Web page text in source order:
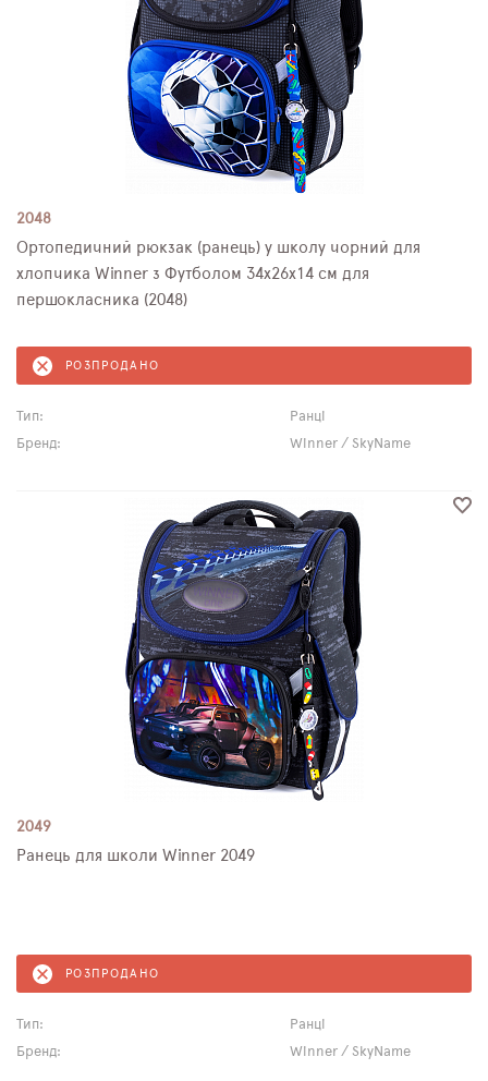
2048
Ортопедичний рюкзак (ранець) у школу чорний для
хлопчика Winner з Футболом 34х26х14 см для
першокласника (2048)
РОЗПРОДАНО
Тип:
Ранці
Бренд:
Winner / SkyName
2049
Ранець для школи Winner 2049
РОЗПРОДАНО
Тип:
Ранці
Бренд:
Winner / SkyName